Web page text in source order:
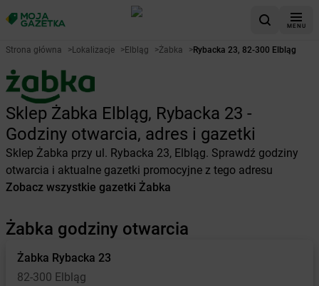
MENU
Strona główna >Lokalizacje >Elbląg >Żabka >Rybacka 23, 82-300 Elbląg
Sklep Żabka Elbląg, Rybacka 23 -
Godziny otwarcia, adres i gazetki
Sklep Żabka przy ul. Rybacka 23, Elbląg. Sprawdź godziny
otwarcia i aktualne gazetki promocyjne z tego adresu
Zobacz wszystkie gazetki Żabka
Żabka godziny otwarcia
Żabka Rybacka 23
82-300 Elbląg